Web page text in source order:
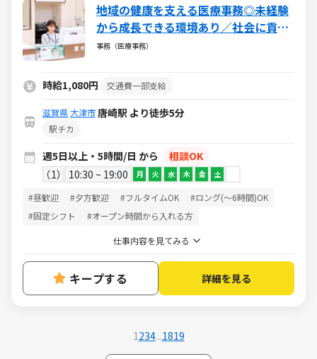
地域の健康を支える医療事務◎未経験
から成長できる環境あり／社会に貢献
できるやりがいある仕事／週5日・1日
事務（医療事務）
時給1,080円 交通費一部支給
滋賀県 大津市唐崎駅 より徒歩5分
駅チカ
週5日以上・5時間/日 から
相談OK
1
10:30 ~ 19:00 月 火 水 木 金 土
#昼歓迎 #夕方歓迎 #フルタイムOK
#ロング(～6時間)OK
#固定シフト
#オープン時間から入れる方
仕事内容を見てみる
キープする 詳細を見る
1234...1819